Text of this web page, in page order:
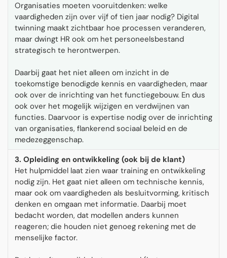
Organisaties moeten vooruitdenken: welke
vaardigheden zijn over vijf of tien jaar nodig? Digital
twinning maakt zichtbaar hoe processen veranderen,
maar dwingt HR ook om het personeelsbestand
strategisch te herontwerpen.
Daarbij gaat het niet alleen om inzicht in de
toekomstige benodigde kennis en vaardigheden, maar
ook over de inrichting van het functiegebouw. En dus
ook over het mogelijk wijzigen en verdwijnen van
functies. Daarvoor is expertise nodig over de inrichting
van organisaties, flankerend sociaal beleid en de
medezeggenschap.
3. Opleiding en ontwikkeling (ook bij de klant)
Het hulpmiddel laat zien waar training en ontwikkeling
nodig zijn. Het gaat niet alleen om technische kennis,
maar ook om vaardigheden als besluitvorming, kritisch
denken en omgaan met informatie. Daarbij moet
bedacht worden, dat modellen anders kunnen
reageren; die houden niet genoeg rekening met de
menselijke factor.